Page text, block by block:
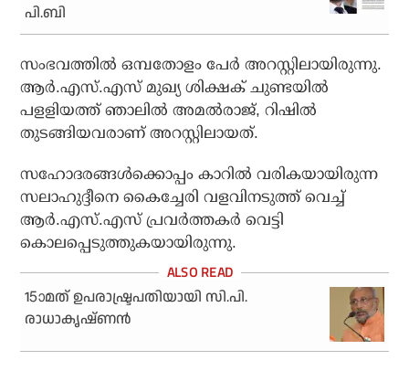
പി.ബി
സംഭവത്തില്‍ ഒമ്പതോളം പേര്‍ അറസ്റ്റിലായിരുന്നു.
ആര്‍.എസ്.എസ് മുഖ്യ ശിക്ഷക് ചുണ്ടയില്‍
പളളിയത്ത് ഞാലില്‍ അമല്‍രാജ്, റിഷില്‍
തുടങ്ങിയവരാണ് അറസ്റ്റിലായത്.
സഹോദരങ്ങള്‍ക്കൊപ്പം കാറില്‍ വരികയായിരുന്ന
സലാഹുദ്ദീനെ കൈച്ചേരി വളവിനടുത്ത് വെച്ച്
ആര്‍.എസ്.എസ് പ്രവര്‍ത്തകര്‍ വെട്ടി
കൊലപ്പെടുത്തുകയായിരുന്നു.
15ാമത് ഉപരാഷ്ട്രപതിയായി സി.പി.
രാധാകൃഷ്ണന്‍